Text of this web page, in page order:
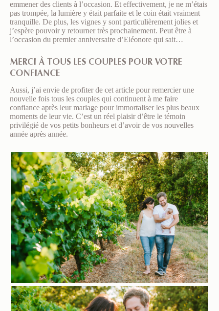
emmener des clients à l’occasion. Et effectivement, je ne m’étais
pas trompée, la lumière y était parfaite et le coin était vraiment
tranquille. De plus, les vignes y sont particulièrement jolies et
j’espère pouvoir y retourner très prochainement. Peut être à
l’occasion du premier anniversaire d’Eléonore qui sait…
MERCI À TOUS LES COUPLES POUR VOTRE
CONFIANCE
Aussi, j’ai envie de profiter de cet article pour remercier une
nouvelle fois tous les couples qui continuent à me faire
confiance après leur mariage pour immortaliser les plus beaux
moments de leur vie. C’est un réel plaisir d’être le témoin
privilégié de vos petits bonheurs et d’avoir de vos nouvelles
année après année.